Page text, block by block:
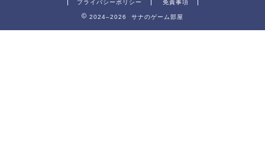
プライバシーポリシー 免責事項
2024–2026 サナのゲーム部屋